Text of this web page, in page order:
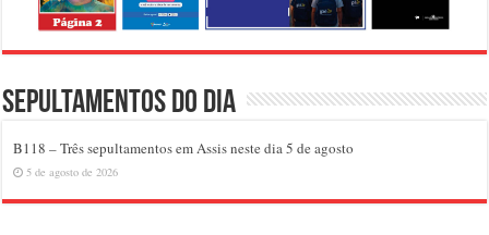
Sepultamentos do dia
B118 – Três sepultamentos em Assis neste dia 5 de agosto
5 de agosto de 2026